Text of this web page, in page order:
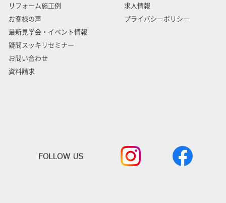
リフォーム施工例
お客様の声
最新見学会・イベント情報
疑問スッキリセミナー
お問い合わせ
資料請求
求人情報
プライバシーポリシー